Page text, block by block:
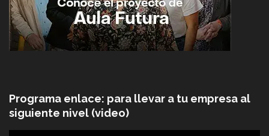
Programa enlace: para llevar a tu empresa al
siguiente nivel (video)